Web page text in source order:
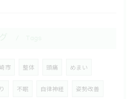
市 整体 頭痛 めまい
不眠 自律神経 姿勢改善